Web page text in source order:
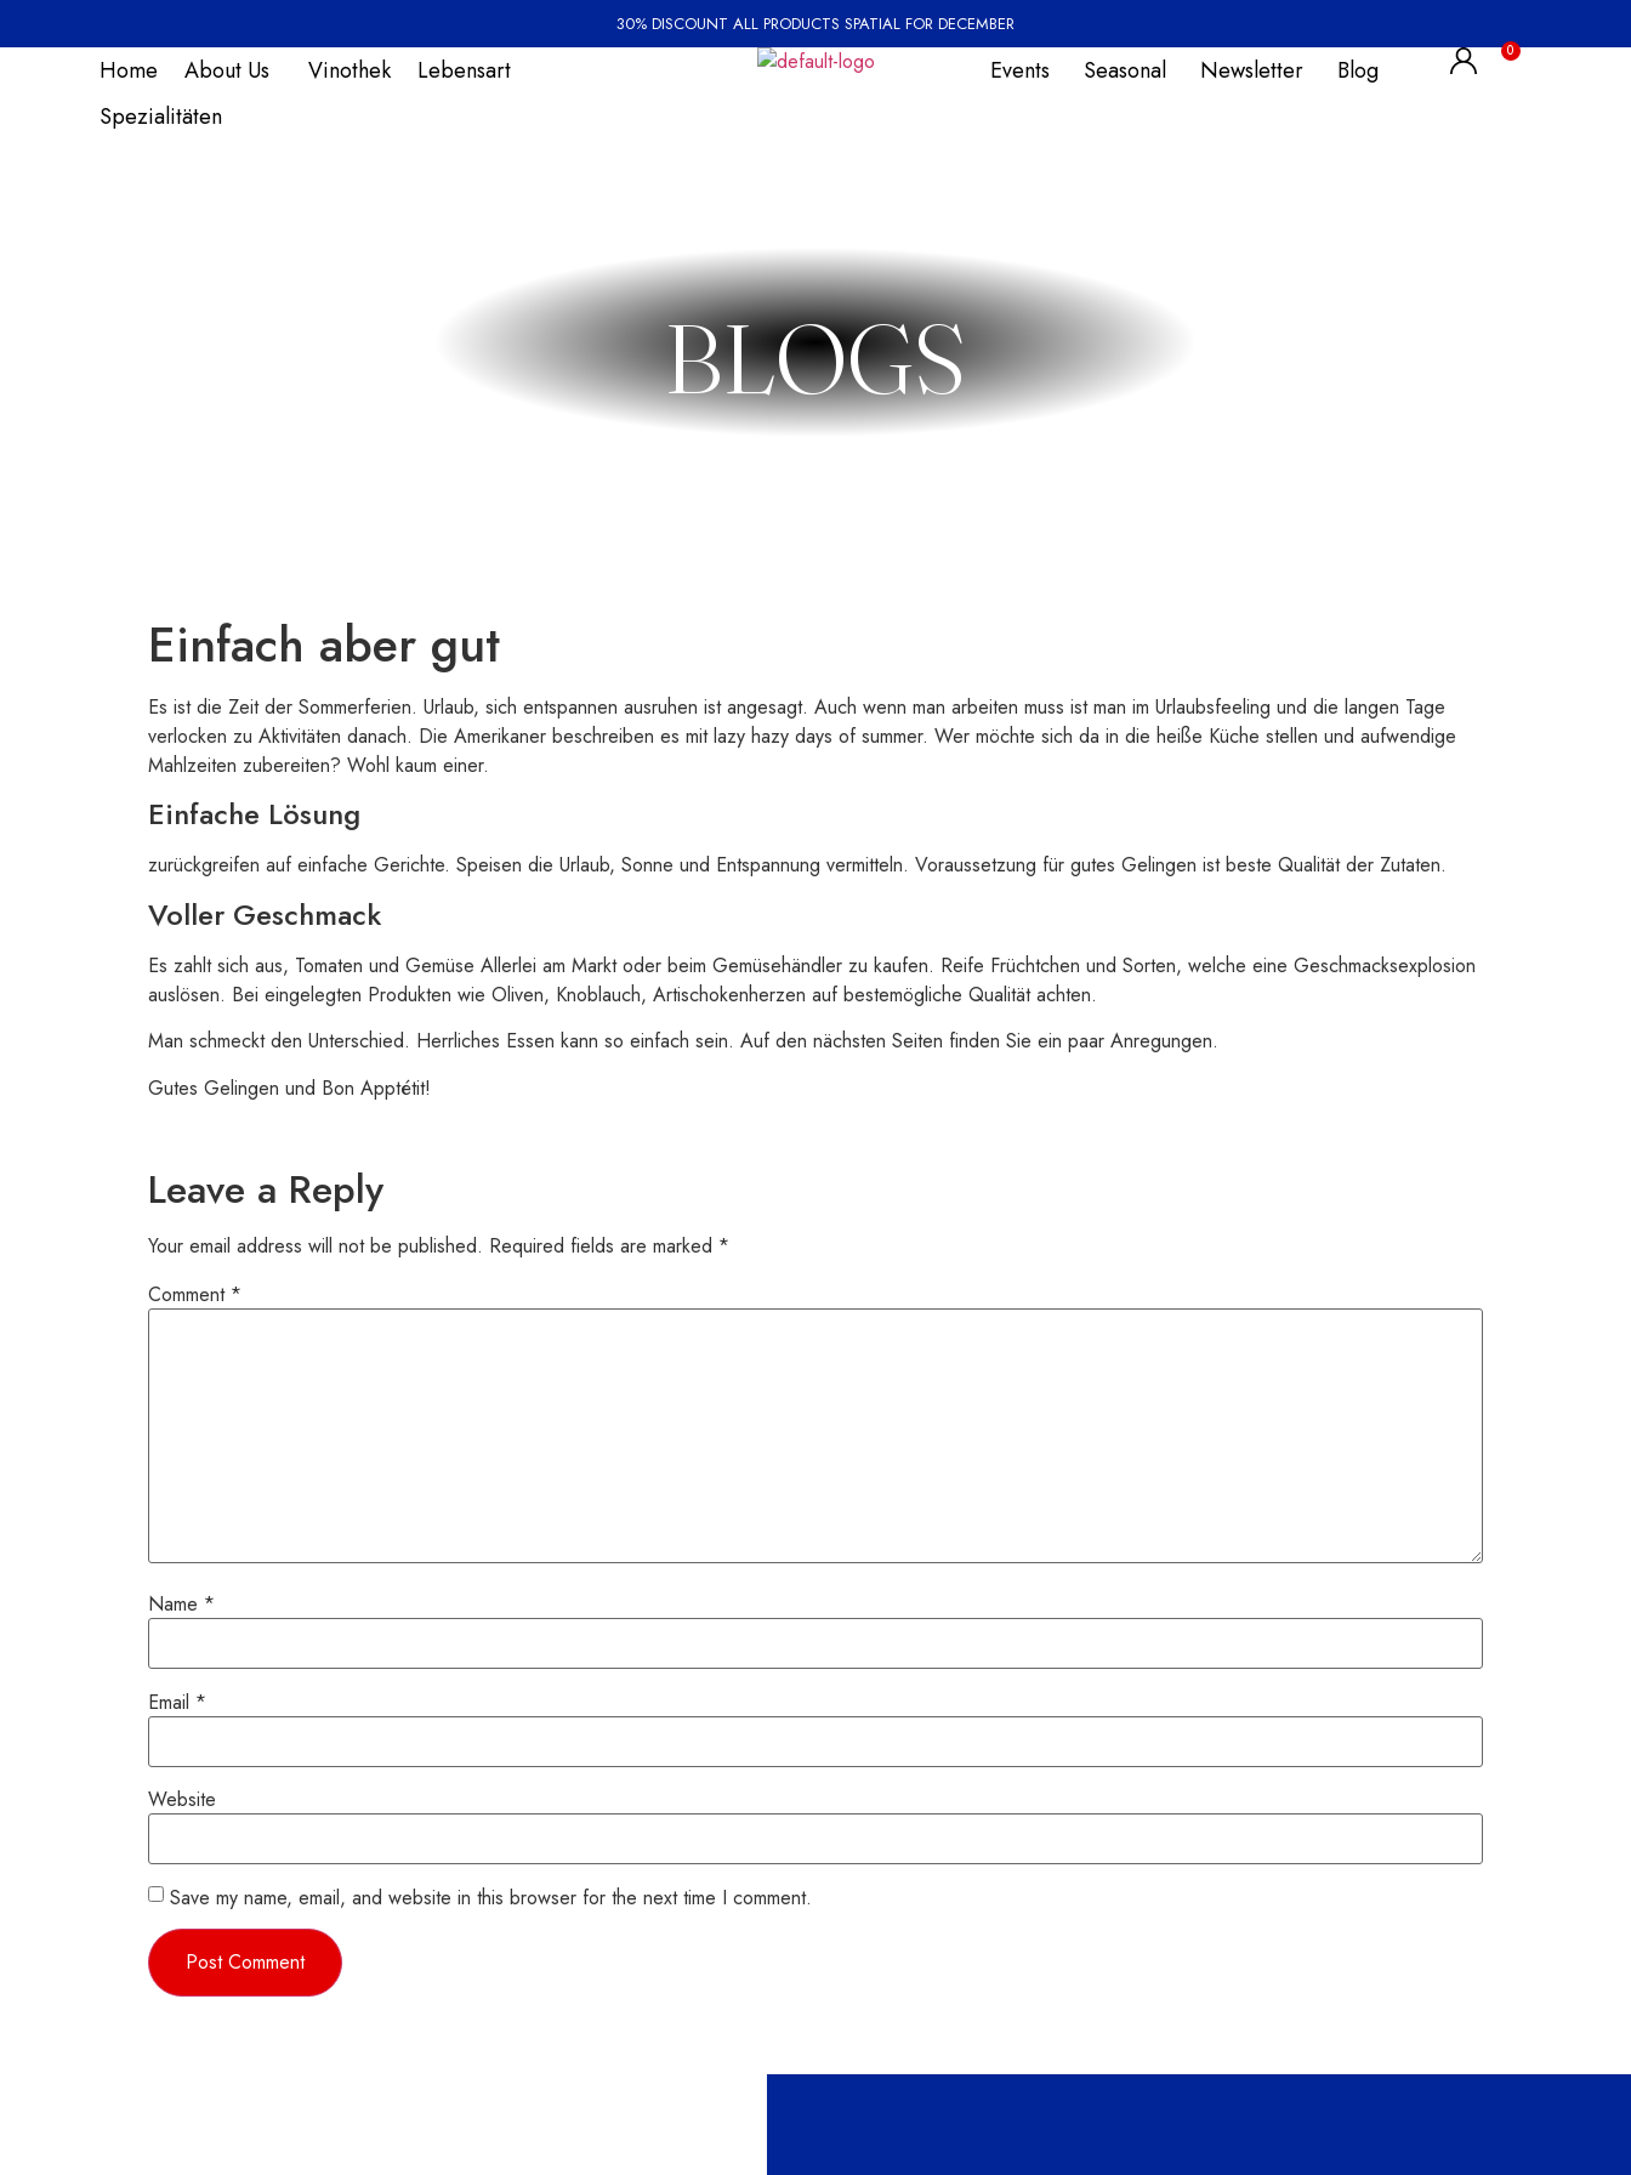
30% DISCOUNT ALL PRODUCTS SPATIAL FOR DECEMBER
Home About Us Vinothek
Lebensart
Spezialitäten
Events Seasonal Newsletter Blog
BLOGS
Einfach aber gut
Es ist die Zeit der Sommerferien. Urlaub, sich entspannen ausruhen ist angesagt. Auch wenn man arbeiten muss ist man im Urlaubsfeeling und die langen Tage
verlocken zu Aktivitäten danach. Die Amerikaner beschreiben es mit lazy hazy days of summer. Wer möchte sich da in die heiße Küche stellen und aufwendige
Mahlzeiten zubereiten? Wohl kaum einer.
Einfache Lösung
zurückgreifen auf einfache Gerichte. Speisen die Urlaub, Sonne und Entspannung vermitteln. Voraussetzung für gutes Gelingen ist beste Qualität der Zutaten.
Voller Geschmack
Es zahlt sich aus, Tomaten und Gemüse Allerlei am Markt oder beim Gemüsehändler zu kaufen. Reife Früchtchen und Sorten, welche eine Geschmacksexplosion
auslösen. Bei eingelegten Produkten wie Oliven, Knoblauch, Artischokenherzen auf bestemögliche Qualität achten.
Man schmeckt den Unterschied. Herrliches Essen kann so einfach sein. Auf den nächsten Seiten finden Sie ein paar Anregungen.
Gutes Gelingen und Bon Apptétit!
Leave a Reply
Your email address will not be published. Required fields are marked *
Comment *
Name *
Email *
Website
Save my name, email, and website in this browser for the next time I comment.